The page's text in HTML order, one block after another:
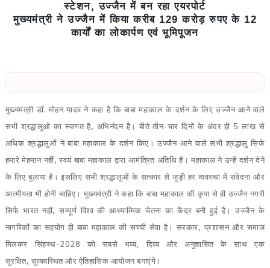
स्टेशन, उज्जैन में बन रहा एयरपोर्ट
मुख्यमंत्री ने उज्जैन में किया करीब 129 करोड़ रुपए के 12
कार्यों का लोकार्पण एवं भूमिपूजन
मुख्यमंत्री डॉ. मोहन यादव ने कहा है कि बाबा महाकाल के दर्शन के लिए उज्जैन आने वाले
सभी श्रद्धालुओं का स्वागत है, अभिनंदन है। बीते तीन-चार दिनों के अंदर ही 5 लाख से
अधिक श्रद्धालुओं ने बाबा महाकाल के दर्शन किए। उज्जैन आने वाले सभी श्रद्धालु सिर्फ
हमारे मेहमान नहीं,स्वयं बाबा महाकाल द्वारा आमंत्रित अतिथि हैं। महाकाल ने उन्हें दर्शन देने
के लिए बुलाया है। इसलिए सभी श्रद्धालुओं के सत्कार से जुड़ी हर व्यवस्था में संवेदना और
आत्मीयता भी होनी चाहिए। मुख्यमंत्री ने कहा कि बाबा महाकाल की कृपा से ही उज्जैन नगरी
सिर्फ भारत नहीं,सम्पूर्ण विश्व की आध्यात्मिक चेतना का केंद्र बनी हुई है। उज्जैन के
नागरिकों का सहयोग ही बाबा महाकाल की सच्ची सेवा है। सरकार, प्रशासन और समाज
मिलकर सिंहस्थ-2028 को सबसे भव्य, दिव्य और अनुशासित के साथ एक
सुरक्षित, सुव्यवस्थित और ऐतिहासिक आयोजन बनाएंगे।